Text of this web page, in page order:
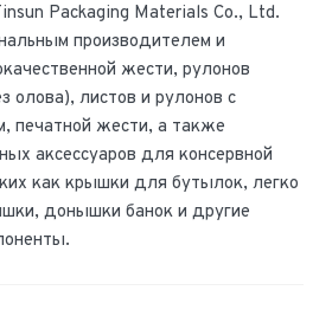
Packaging Materials Co., Ltd.
производителем и
жести, рулонов
олова), листов и рулонов с
печатной жести, а также
аксессуаров для консервной
как крышки для бутылок, легко
донышки банок и другие